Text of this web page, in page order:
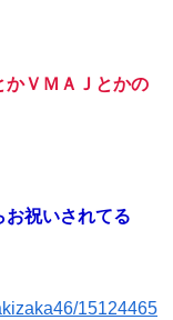
かＶＭＡＪとかの
お祝いされてる
15124465